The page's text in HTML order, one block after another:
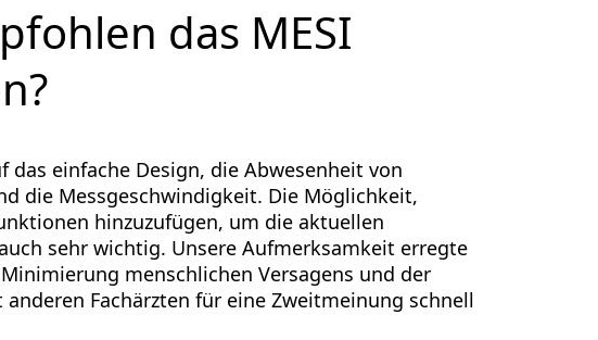
das MESI
einfache Design, die Abwesenheit von
die Messgeschwindigkeit. Die Möglichkeit,
hinzuzufügen, um die aktuellen
sehr wichtig. Unsere Aufmerksamkeit erregte
menschlichen Versagens und der
Fachärzten für eine Zweitmeinung schnell